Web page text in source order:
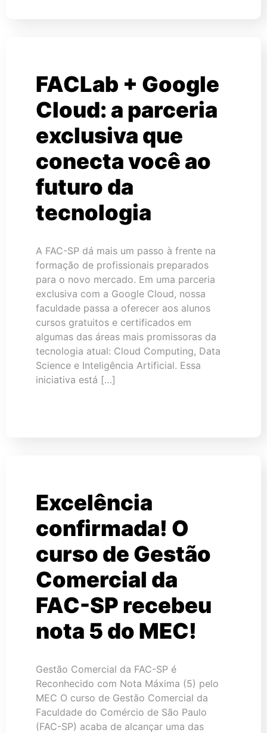
FACLab + Google
Cloud: a parceria
exclusiva que
conecta você ao
futuro da
tecnologia
A FAC-SP dá mais um passo à frente na
formação de profissionais preparados
para o novo mercado. Em uma parceria
exclusiva com a Google Cloud, nossa
faculdade passa a oferecer aos alunos
cursos gratuitos e certificados em
algumas das áreas mais promissoras da
tecnologia atual: Cloud Computing, Data
Science e Inteligência Artificial. Essa
iniciativa está […]
Excelência
confirmada! O
curso de Gestão
Comercial da
FAC-SP recebeu
nota 5 do MEC!
Gestão Comercial da FAC-SP é
Reconhecido com Nota Máxima (5) pelo
MEC O curso de Gestão Comercial da
Faculdade do Comércio de São Paulo
(FAC-SP) acaba de alcançar uma das